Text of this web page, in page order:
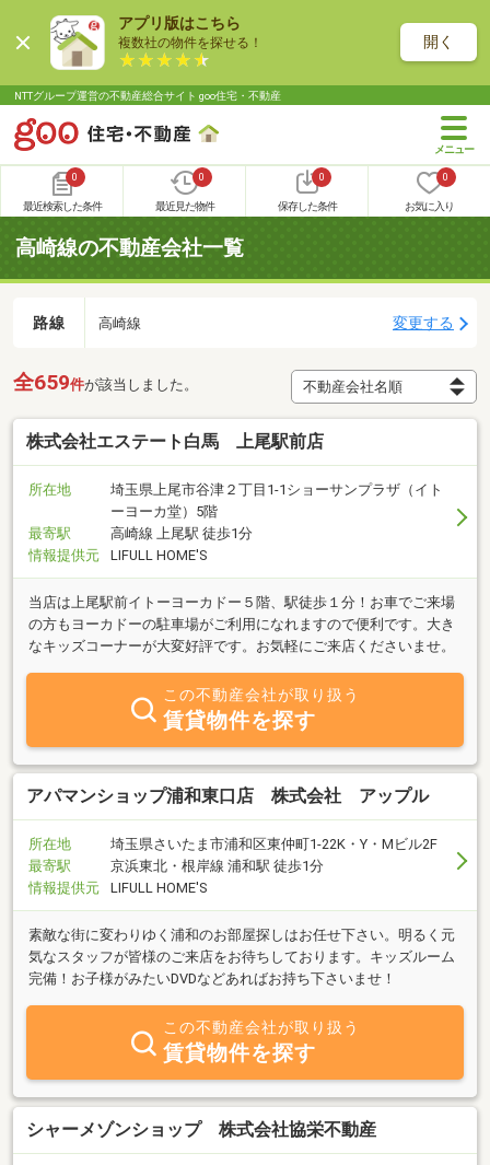
アプリ版はこちら
複数社の物件を探せる！ 開く
NTTグループ運営の不動産総合サイト goo住宅・不動産
0
最近検索した条件
0
最近見た物件
0
保存した条件
0
お気に入り
高崎線の不動産会社一覧
路線 高崎線 変更する
全659件が該当しました。
株式会社エステート白馬 上尾駅前店
所在地
埼玉県上尾市谷津２丁目1-1ショーサンプラザ（イト
ーヨーカ堂）5階
最寄駅
高崎線 上尾駅 徒歩1分
情報提供元
LIFULL HOME'S
当店は上尾駅前イトーヨーカドー５階、駅徒歩１分！お車でご来場
の方もヨーカドーの駐車場がご利用になれますので便利です。大き
なキッズコーナーが大変好評です。お気軽にご来店くださいませ。
この不動産会社が取り扱う
賃貸物件を探す
アパマンショップ浦和東口店 株式会社 アップル
所在地
埼玉県さいたま市浦和区東仲町1-22K・Y・Mビル2F
最寄駅
京浜東北・根岸線 浦和駅 徒歩1分
情報提供元
LIFULL HOME'S
素敵な街に変わりゆく浦和のお部屋探しはお任せ下さい。明るく元
気なスタッフが皆様のご来店をお待ちしております。キッズルーム
完備！お子様がみたいDVDなどあればお持ち下さいませ！
この不動産会社が取り扱う
賃貸物件を探す
シャーメゾンショップ 株式会社協栄不動産